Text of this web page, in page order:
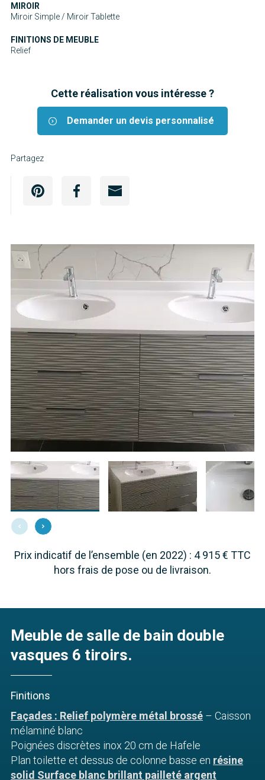
MIROIR
Miroir Simple / Miroir Tablette
FINITIONS DE MEUBLE
Relief
Cette réalisation vous intéresse ?
Demander un devis personnalisé
Partagez
Prix indicatif de l’ensemble (en 2022) : 4 915 € TTC
hors frais de pose ou de livraison.
Meuble de salle de bain double
vasques 6 tiroirs.
Finitions
Façades : Relief polymère métal brossé – Caisson
mélaminé blanc
Poignées discrètes inox 20 cm de Hafele
Plan toilette et dessus de colonne basse en résine
solid Surface blanc brillant pailleté argent